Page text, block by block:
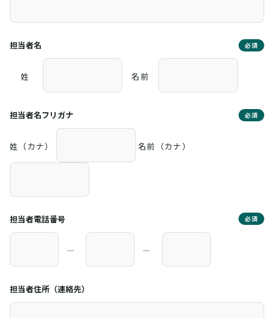
担当者名 必須
姓 名前
担当者名フリガナ 必須
姓（カナ） 名前（カナ）
担当者電話番号 必須
― ―
担当者住所（連絡先）